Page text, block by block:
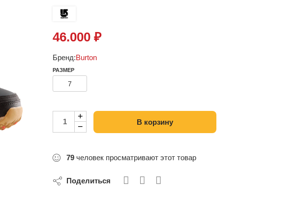
46.000 ₽
Бренд:Burton
РАЗМЕР
7
+
−
В корзину
79человек просматривают этот товар
Поделиться